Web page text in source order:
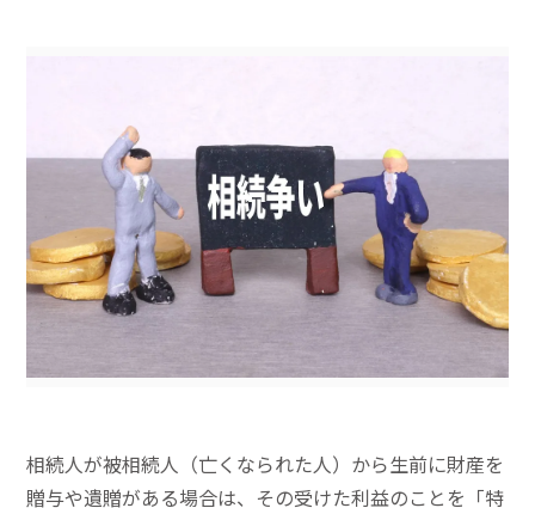
相続人が被相続人（亡くなられた人）から生前に財産を
贈与や遺贈がある場合は、その受けた利益のことを「特